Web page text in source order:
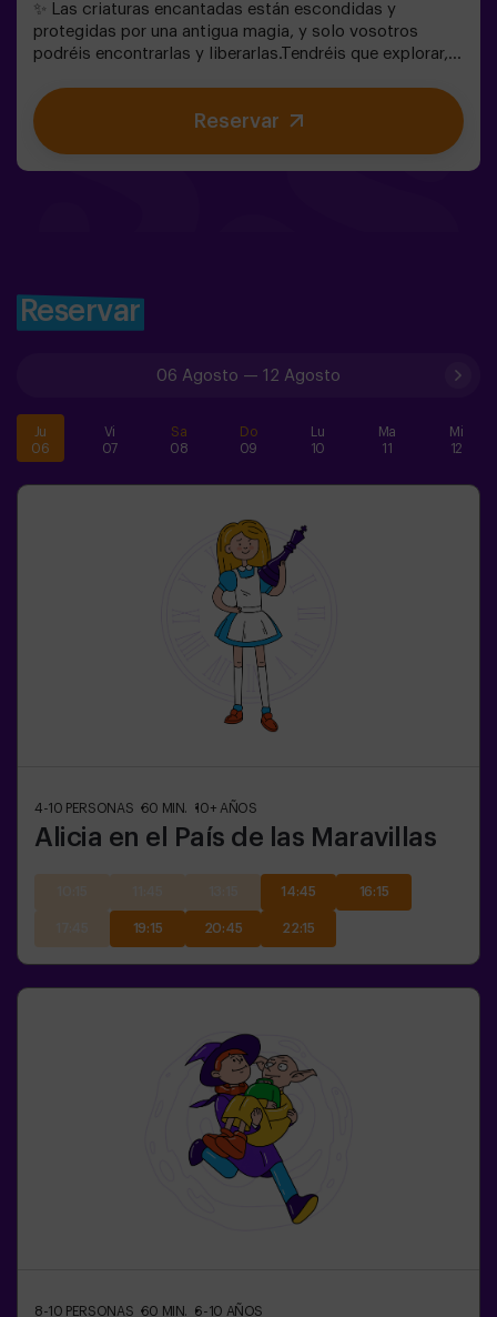
✨ Las criaturas encantadas están escondidas y
protegidas por una antigua magia, y solo vosotros
podréis encontrarlas y liberarlas.Tendréis que explorar,
esconden y cómo romper los hechizos que las
mantienen atrapadas. Cada criatura es única y os
pondrá a prueba de una forma diferente.Aquí no se trata
Reservar
Reservar
06 Agosto — 12 Agosto
Ju
06
Vi
07
Sa
08
Do
09
Lu
10
Ma
11
Mi
12
4-10 PERSONAS 60 MIN. 10+ AÑOS
Alicia en el País de las Maravillas
14:45 16:15
19:15 20:45 22:15
8-10 PERSONAS 60 MIN. 6-10 AÑOS